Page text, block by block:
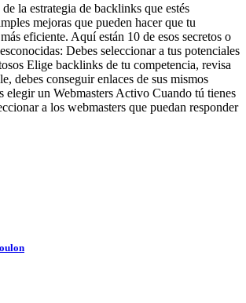
la estrategia de backlinks que estés
mejoras que pueden hacer que tu
eficiente. Aquí están 10 de esos secretos o
Debes seleccionar a tus potenciales
Elige backlinks de tu competencia, revisa
debes conseguir enlaces de sus mismos
elegir un Webmasters Activo Cuando tú tienes
a los webmasters que puedan responder